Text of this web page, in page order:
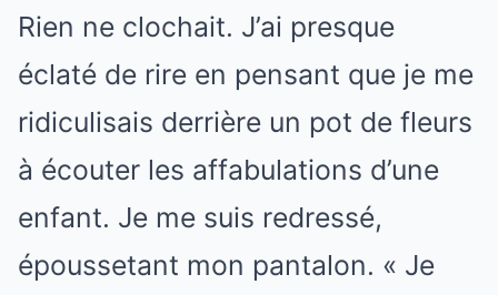
Rien ne clochait. J’ai presque
éclaté de rire en pensant que je me
ridiculisais derrière un pot de fleurs
à écouter les affabulations d’une
enfant. Je me suis redressé,
époussetant mon pantalon. « Je